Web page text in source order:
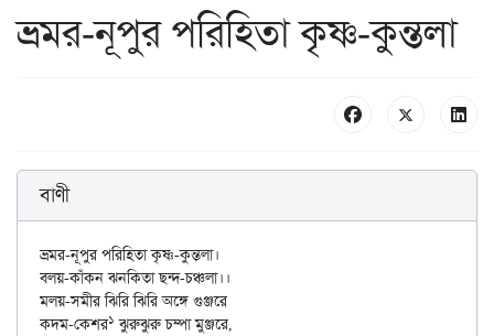
ভ্রমর-নূপুর পরিহিতা কৃষ্ণ-কুন্তলা
বাণী
ভ্রমর-নূপুর পরিহিতা কৃষ্ণ-কুন্তলা।
বলয়-কাঁকন ঝনকিতা ছন্দ-চঞ্চলা।।
মলয়-সমীর ঝিরি ঝিরি অঙ্গে গুঞ্জরে
কদম-কেশর১ ঝুরুঝুরু চম্পা মুঞ্জরে,